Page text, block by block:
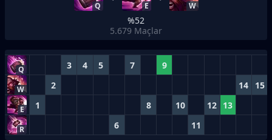
Q E W
%52
5.679 Maçlar
Q 3 4 5 7 9
W 2 14 15
E 1 8 10 12 13
R 6 11